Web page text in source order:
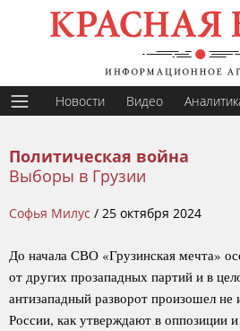
Новости Видео
Политическая война
Выборы в Грузии
Софья Милус / 25 октября 2024
До начала СВО «Грузинская мечта»
от других прозападных партий и в
антизападный разворот произошел
России, как утверждают в оппозиции